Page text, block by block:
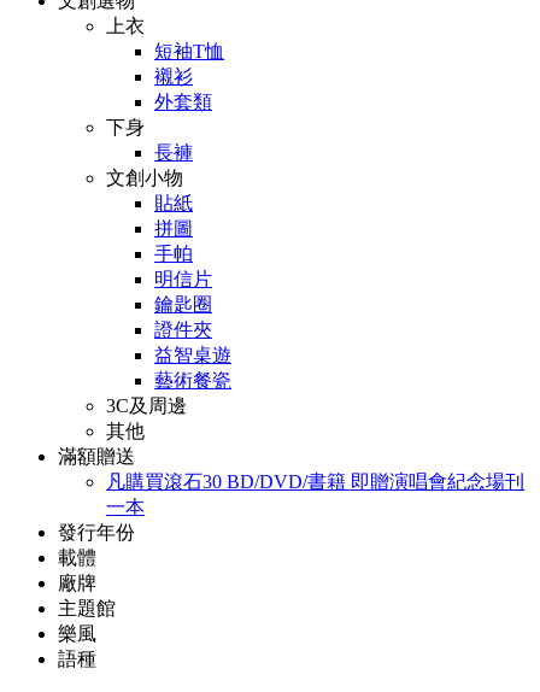
上衣
短袖T恤
襯衫
外套類
下身
長褲
文創小物
貼紙
拼圖
手帕
明信片
鑰匙圈
證件夾
益智桌遊
藝術餐瓷
3C及周邊
其他
滿額贈送
凡購買滾石30 BD/DVD/書籍 即贈演唱會紀念場刊
一本
發行年份
載體
廠牌
主題館
樂風
語種